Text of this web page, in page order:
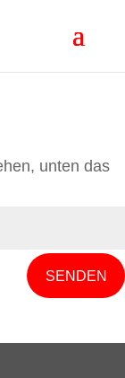
unten das
SENDEN